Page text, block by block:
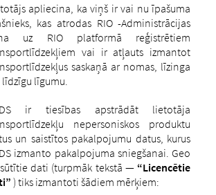
apliecina, ka viņš ir vai nu īpašuma
kas atrodas RIO -Administrācijas
uz RIO platformā reģistrētiem
vai ir atļauts izmantot
saskaņā ar nomas, līzinga
līgumu.
ir tiesības apstrādāt lietotāja
nepersoniskos produktu
un saistītos pakalpojumu datus, kurus
izmanto pakalpojuma sniegšanai. Geo
dati (turpmāk tekstā — “Licencētie
) tiks izmantoti šādiem mērķiem: